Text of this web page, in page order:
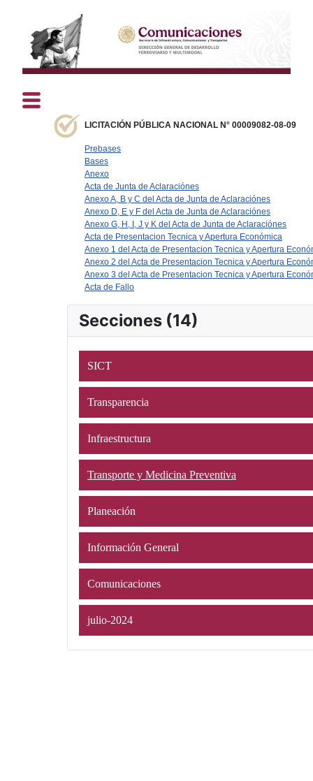
LICITACIÓN PÚBLICA NACIONAL N° 00009082-08-09
Prebases
Bases
Anexo
Acta de Junta de Aclaraciónes
Anexo A, B y C del Acta de Junta de Aclaraciónes
Anexo D, E y F del Acta de Junta de Aclaraciónes
Anexo G, H, I, J y K del Acta de Junta de Aclaraciónes
Acta de Presentacion Tecnica y Apertura Económica
Anexo 1 del Acta de Presentacion Tecnica y Apertura
Anexo 2 del Acta de Presentacion Tecnica y Apertura
Anexo 3 del Acta de Presentacion Tecnica y Apertura
Acta de Fallo
Secciones (14)
SICT
Transparencia
Infraestructura
Transporte y Medicina Preventiva
Planeación
Información General
Comunicaciones
julio-2024